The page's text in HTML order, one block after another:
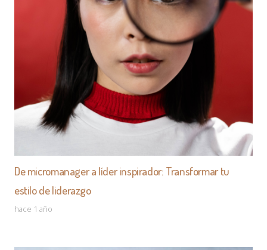
De micromanager a líder inspirador: Transformar tu
estilo de liderazgo
hace 1 año